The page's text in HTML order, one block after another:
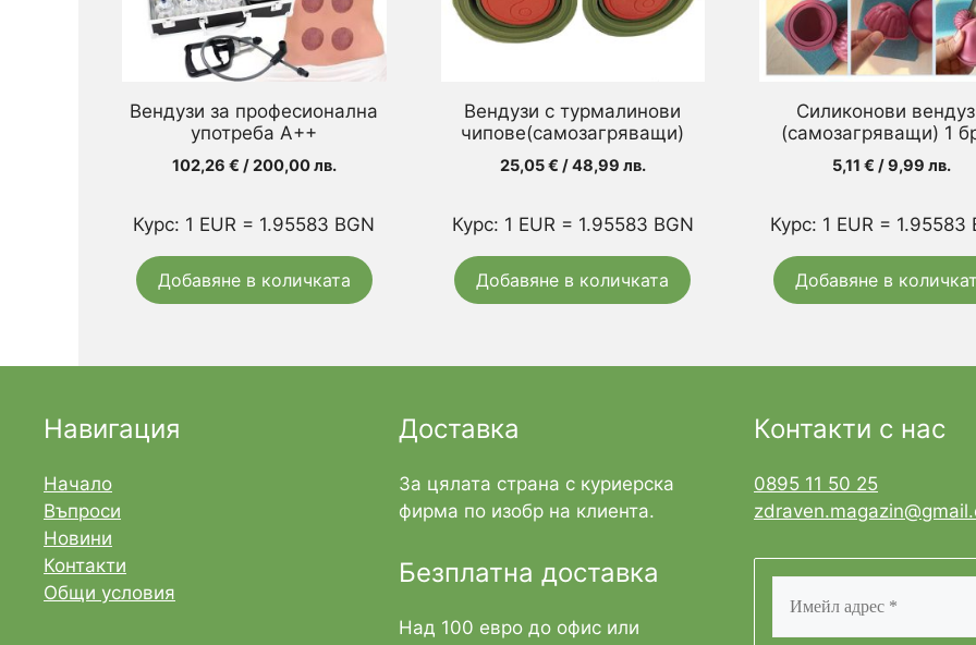
Вендузи за професионална
употреба А++
102,26 € / 200,00 лв.
Курс: 1 EUR = 1.95583 BGN
Добавяне в количката
Вендузи с турмалинови
чипове(самозагряващи)
25,05€ / 48,99 лв.
Курс: 1 EUR = 1.95583 BGN
Добавяне в количката
Силиконови
(самозагряващи) 1
5,11 € / 9,99 лв.
Курс: 1 EUR = 1.95583
Добавяне в
Навигация
Начало
Въпроси
Новини
Контакти
Общи условия
Доставка
За цялата страна с куриерска
фирма по изобр на клиента.
Безплатна доставка
Над 100 евро до офис или
Контакти с нас
0895 11 50 25